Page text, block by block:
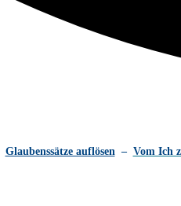
Glaubenssätze auflösen– Vom Ich